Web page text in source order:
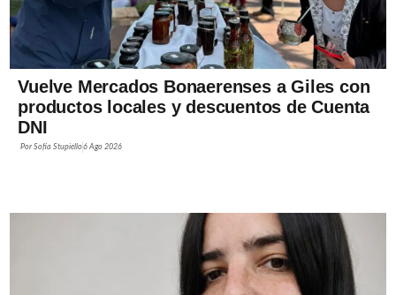
Vuelve Mercados Bonaerenses a Giles con
productos locales y descuentos de Cuenta
DNI
PorSofía Stupiello6 Ago 2026